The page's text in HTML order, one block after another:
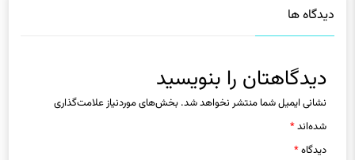
دیدگاه ها
دیدگاهتان را بنویسید
نشانی ایمیل شما منتشر نخواهد شد. بخش‌های موردنیاز علامت‌گذاری
شده‌اند*
دیدگاه*